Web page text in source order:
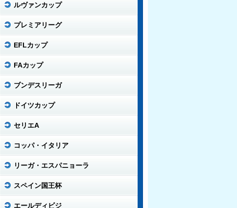
ルヴァンカップ
プレミアリーグ
EFLカップ
FAカップ
ブンデスリーガ
ドイツカップ
セリエA
コッパ・イタリア
リーガ・エスパニョーラ
スペイン国王杯
エールディビジ